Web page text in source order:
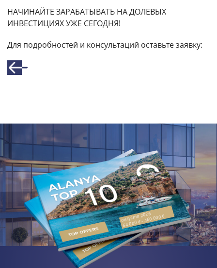
НАЧИНАЙТЕ ЗАРАБАТЫВАТЬ НА ДОЛЕВЫХ
ИНВЕСТИЦИЯХ УЖЕ СЕГОДНЯ!
Для подробностей и консультаций оставьте заявку:
августа 2026
64 000 € - 460 000 €